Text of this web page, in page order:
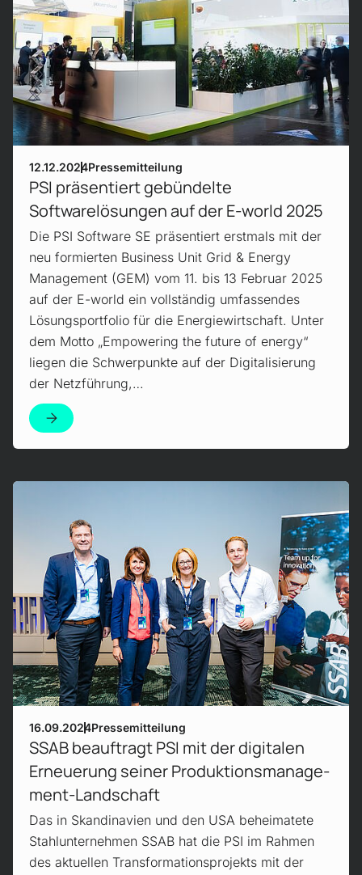
12.12.2024Pressemitteilung
PSI präsentiert gebündelte
Softwarelösungen auf der E-world 2025
Die PSI Software SE präsentiert erstmals mit der
neu formierten Business Unit Grid & Energy
Management (GEM) vom 11. bis 13 Februar 2025
auf der E-world ein vollständig umfassendes
Lösungsportfolio für die Energiewirtschaft. Unter
dem Motto „Empowering the future of energy“
liegen die Schwerpunkte auf der Digitalisierung
der Netzführung,…
16.09.2024Pressemitteilung
SSAB beauftragt PSI mit der digitalen
Erneuerung seiner Produktions­manage­
ment-Land­schaft
Das in Skandinavien und den USA beheimatete
Stahlunternehmen SSAB hat die PSI im Rahmen
des aktuellen Transformationsprojekts mit der